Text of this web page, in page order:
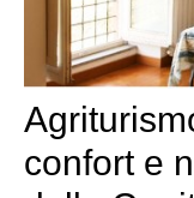
confort e